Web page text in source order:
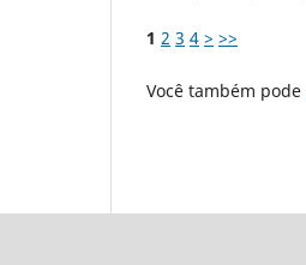
1 2 3 4 > >>
Você também pode